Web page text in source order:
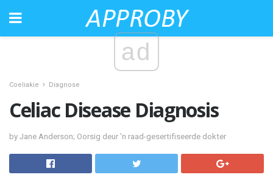
ad
Coeliakie Diagnose
Celiac Disease Diagnosis
by Jane Anderson; Oorsig deur 'n raad-gesertifiseerde dokter